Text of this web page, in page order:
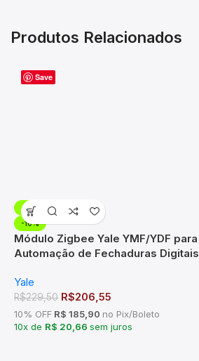
Produtos Relacionados
Save
-10%
-10%
Módulo Zigbee Yale YMF/YDF para
Automação de Fechaduras Digitais
Yale
R$229,50 R$206,55
10% OFF R$ 185,90 no Pix/Boleto
10x de R$ 20,66 sem juros